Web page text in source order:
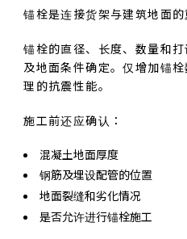
锚栓是连接货架与建筑地面的
锚栓的直径、长度、数量和
及地面条件确定。仅增加锚
理的抗震性能。
施工前还应确认：
混凝土地面厚度
钢筋及埋设配管的位置
地面裂缝和劣化情况
是否允许进行锚栓施工